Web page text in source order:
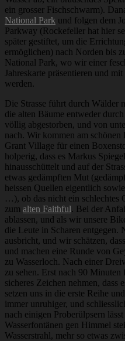
ein grosser Fischschwarm).
National Park und folgen dem
Parkway (Rockefeller hat hier
später gestiftet, um die
ermöglichen) nach Norden bis
National Park, wo wir einer
Jahreskarte präsentieren und
werden.
Die Strasse führt durch Wälder
die alten Bäume entweder
völlig abgestorben, und von
nach. Wir kommen am
Grant Village für einen
holperig, dass es Markus
hinausschüttelt und auf der
etwas gedämpften Mut
heissen Quellen eigentlich
…), ob das nicht ein schlechtes
zum alten Faithful. Bei der
ablassen, und als wir unsere
die Leute in Scharen entgegen.
ausbricht, und wir schätzen,
und machen eine Runde von
zu Wasserloch. Nach einer
zu sehen. Erst nach 90
sicheres Zeichen nehmen, dass
setzen uns in die erste Reihe
immer unruhiger, und
nach einigen Proberülpsern
Wasserfontänen gen Himmel
Wasserstrahl, mehr so etwas